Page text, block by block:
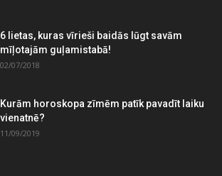
6 lietas, kuras vīrieši baidās lūgt savām
mīļotajām guļamistabā!
02/07/2018
Kurām horoskopa zīmēm patīk pavadīt laiku
vienatnē?
11/09/2019